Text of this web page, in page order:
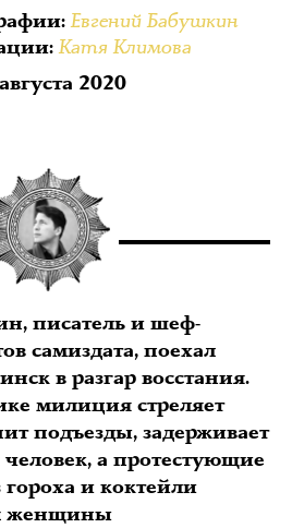
:Евгений Бабушкин
:Катя Климова
2020
писатель и шеф-
самиздата, поехал
в разгар восстания.
милиция стреляет
подъезды, задерживает
а протестующие
и коктейли
женщины